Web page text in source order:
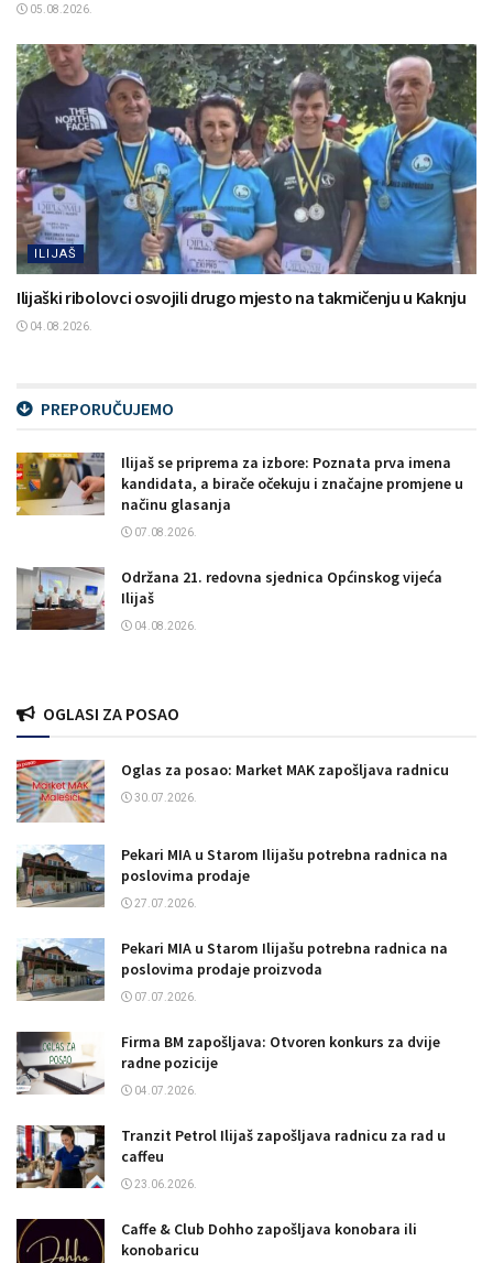
05.08.2026.
ILIJAŠ
Ilijaški ribolovci osvojili drugo mjesto na takmičenju u Kaknju
04.08.2026.
PREPORUČUJEMO
Ilijaš se priprema za izbore: Poznata prva imena
kandidata, a birače očekuju i značajne promjene u
načinu glasanja
07.08.2026.
Održana 21. redovna sjednica Općinskog vijeća
Ilijaš
04.08.2026.
OGLASI ZA POSAO
Oglas za posao: Market MAK zapošljava radnicu
30.07.2026.
Pekari MIA u Starom Ilijašu potrebna radnica na
poslovima prodaje
27.07.2026.
Pekari MIA u Starom Ilijašu potrebna radnica na
poslovima prodaje proizvoda
07.07.2026.
Firma BM zapošljava: Otvoren konkurs za dvije
radne pozicije
04.07.2026.
Tranzit Petrol Ilijaš zapošljava radnicu za rad u
caffeu
23.06.2026.
Caffe & Club Dohho zapošljava konobara ili
konobaricu